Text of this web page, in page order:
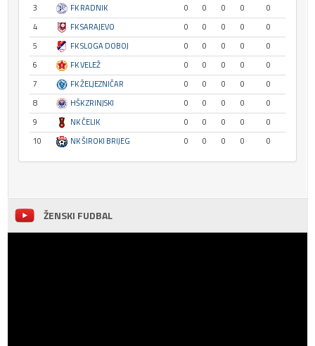
3
FK RADNIK 0 0 0 0
0
4
FK SARAJEVO 0 0 0 0
0
5
FK SLOGA DOBOJ 0 0 0 0
0
6
FK VELEŽ 0 0 0 0
0
7
FK ŽELJEZNIČAR 0 0 0 0
0
8
HŠK ZRINJSKI 0 0 0 0
0
9
NK ČELIK 0 0 0 0
0
10
NK ŠIROKI BRIJEG 0 0 0 0 0
ŽENSKI FUDBAL